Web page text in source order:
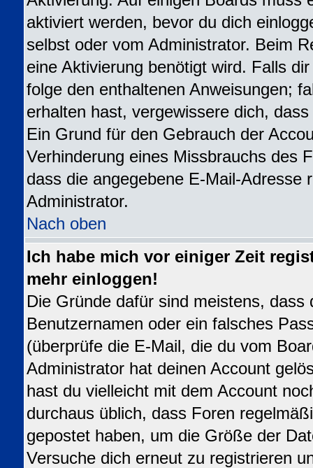
aktiviert werden, bevor du dich
selbst oder vom Administrator. Beim
eine Aktivierung benötigt wird. Falls
folge den enthaltenen Anweisungen;
erhalten hast, vergewissere dich,
Ein Grund für den Gebrauch der
Verhinderung eines Missbrauchs des
dass die angegebene E-Mail-Adresse
Administrator.
Nach oben
Ich habe mich vor einiger Zeit
mehr einloggen!
Die Gründe dafür sind meistens, dass
Benutzernamen oder ein falsches
(überprüfe die E-Mail, die du vom
Administrator hat deinen Account
hast du vielleicht mit dem Account
durchaus üblich, dass Foren
gepostet haben, um die Größe der
Versuche dich erneut zu registrieren